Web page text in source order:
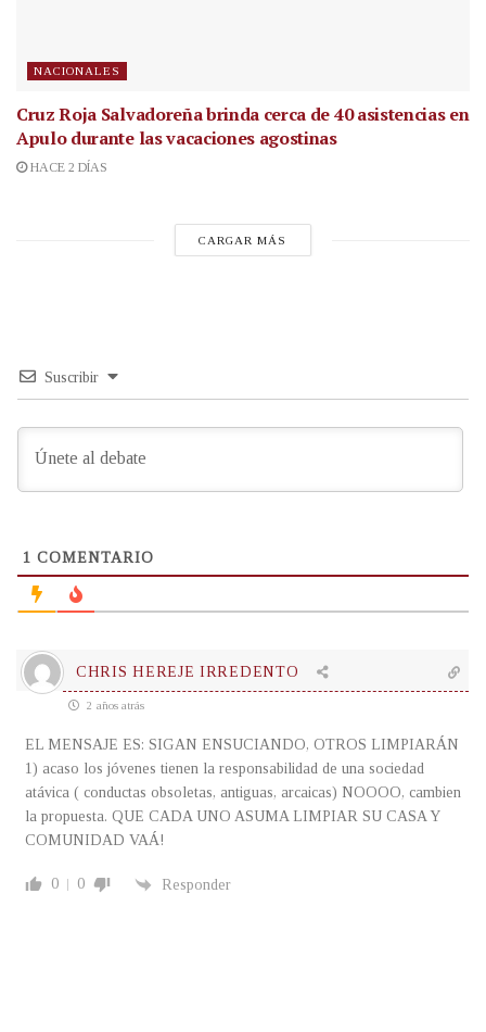
NACIONALES
Cruz Roja Salvadoreña brinda cerca de 40 asistencias en
Apulo durante las vacaciones agostinas
HACE 2 DÍAS
CARGAR MÁS
Suscribir
1 COMENTARIO
CHRIS HEREJE IRREDENTO
2 años atrás
EL MENSAJE ES: SIGAN ENSUCIANDO, OTROS LIMPIARÁN
1) acaso los jóvenes tienen la responsabilidad de una sociedad
atávica ( conductas obsoletas, antiguas, arcaicas) NOOOO, cambien
la propuesta. QUE CADA UNO ASUMA LIMPIAR SU CASA Y
COMUNIDAD VAÁ!
0 0 Responder